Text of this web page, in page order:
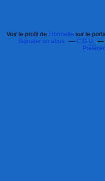
Voir le profil de Florinette sur le
Signaler un abus
C.G.U.